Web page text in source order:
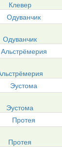
Клевер
Одуванчик
Эустома
Протея